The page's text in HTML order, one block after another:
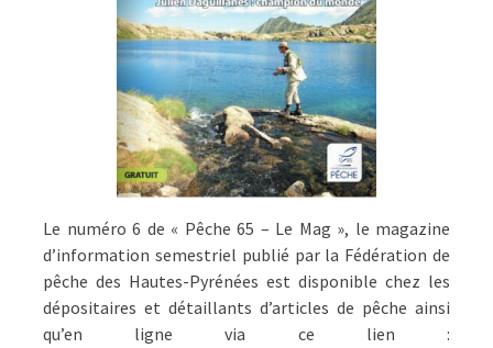
Le numéro 6 de « Pêche 65 – Le Mag », le magazine
d’information semestriel publié par la Fédération de
pêche des Hautes-Pyrénées est disponible chez les
dépositaires et détaillants d’articles de pêche ainsi
qu’en ligne via ce lien :